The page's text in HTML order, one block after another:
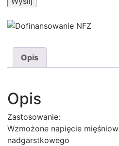
Opis
Opis
Zastosowanie:
Wzmożone napięcie
nadgarstkowego